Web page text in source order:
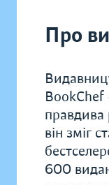
Про
BookChef
правдива
він зміг
600